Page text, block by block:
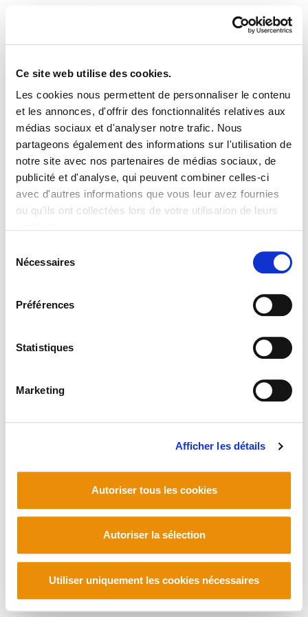
Ce site web utilise des cookies.
Les cookies nous permettent de personnaliser le contenu
et les annonces, d'offrir des fonctionnalités relatives aux
médias sociaux et d'analyser notre trafic. Nous
partageons également des informations sur l'utilisation de
notre site avec nos partenaires de médias sociaux, de
publicité et d'analyse, qui peuvent combiner celles-ci
avec d'autres informations que vous leur avez fournies
ou qu'ils ont collectées lors de votre utilisation de leurs
Nécessaires
Préférences
Statistiques
Marketing
Afficher les détails
Autoriser tous les cookies
Autoriser la sélection
Utiliser uniquement les cookies nécessaires
Audio
PLAN DU SITE ACCESSIBILITÉ CONTACT
Manu Robles-Arangiz Institutua Fundazioa
Barrainkua 13 - 48009 Bilbo -
Telf. +33 (0) 559 25 65 52